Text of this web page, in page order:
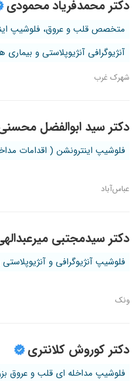
دکتر محمدفریاد محمودی
متخصص قلب و عروق، فلوشیپ
آنژیوگرافی آنژیوپلاستی و
شهرک غرب
دکتر سید ابوالفضل
فلوشیپ اینترونشن ( اقدامات
عباس‌آباد
دکتر سیدمجتبی
فلوشیپ آنژیوگرافی و
ونک
دکتر کوروش کلانتری
فلوشیپ مداخله ای قلب و عروق